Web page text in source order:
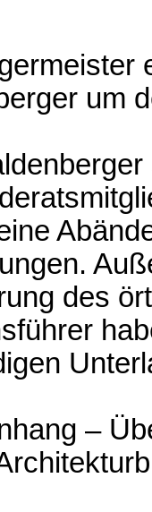
um
des
–